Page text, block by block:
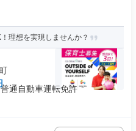
理想を実現しませんか？
通自動車運転免許